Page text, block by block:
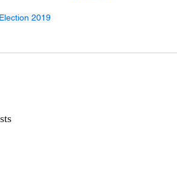
2019